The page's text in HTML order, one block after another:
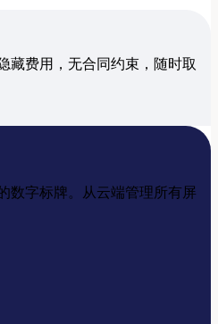
藏费用，无合同约束，随时取
数字标牌。从云端管理所有屏